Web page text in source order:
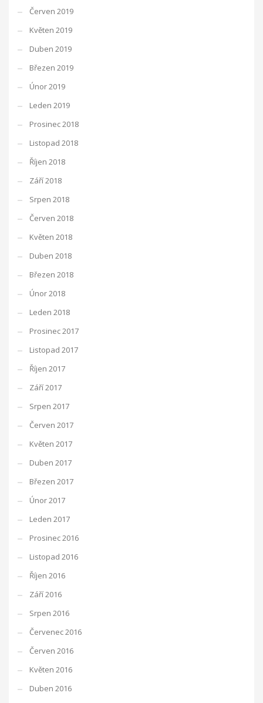
Červen 2019
Květen 2019
Duben 2019
Březen 2019
Únor 2019
Leden 2019
Prosinec 2018
Listopad 2018
Říjen 2018
Září 2018
Srpen 2018
Červen 2018
Květen 2018
Duben 2018
Březen 2018
Únor 2018
Leden 2018
Prosinec 2017
Listopad 2017
Říjen 2017
Září 2017
Srpen 2017
Červen 2017
Květen 2017
Duben 2017
Březen 2017
Únor 2017
Leden 2017
Prosinec 2016
Listopad 2016
Říjen 2016
Září 2016
Srpen 2016
Červenec 2016
Červen 2016
Květen 2016
Duben 2016